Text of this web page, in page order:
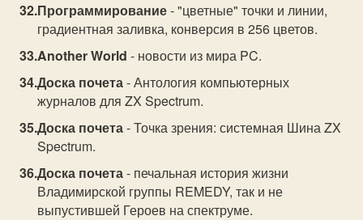
Программирование- "цветные" точки и линии,
градиентная заливка, конверсия в 256 цветов.
Another World - новости из мира PC.
Доска почета- Антология компьютерных
журналов для ZX Spectrum.
Доска почета- Точка зрения: системная Шина ZX
Spectrum.
Доска почета- печальная история жизни
Владимирской группы REMEDY, так и не
выпустившей Героев на спектруме.